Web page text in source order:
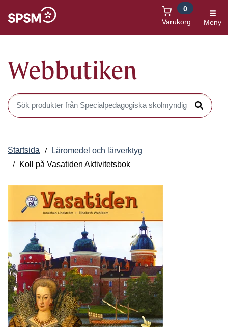
Varukorg
0
Meny
Webbutiken
Sök produkter i Webbutiken
Sök
Startsida
Läromedel och lärverktyg
Koll på Vasatiden Aktivitetsbok